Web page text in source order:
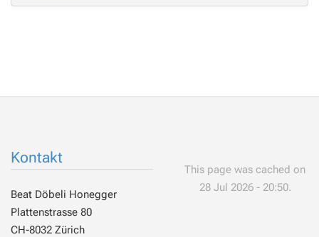
Kontakt
Beat Döbeli Honegger
Plattenstrasse 80
CH-8032 Zürich
This page was cached on
28 Jul 2026 - 20:50.